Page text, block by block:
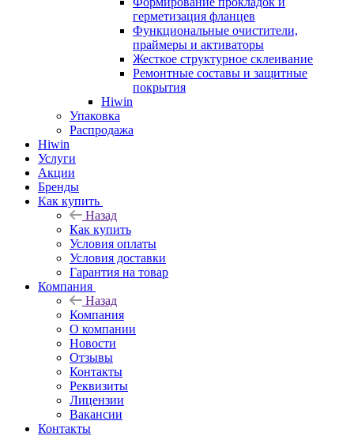
герметизация фланцев
Функциональные очистители,
праймеры и активаторы
Жесткое структурное склеивание
Ремонтные составы и защитные
покрытия
Hiwin
Упаковка
Распродажа
Hiwin
Услуги
Акции
Бренды
Как купить
Назад
Как купить
Условия оплаты
Условия доставки
Гарантия на товар
Компания
Назад
Компания
О компании
Новости
Отзывы
Контакты
Реквизиты
Лицензии
Вакансии
Контакты